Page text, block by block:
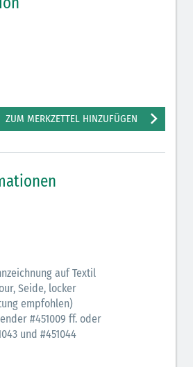
ZUM MERKZETTEL HINZUFÜGEN
auf Textil
Seide, locker
empfohlen)
#451009 ff. oder
und #451044